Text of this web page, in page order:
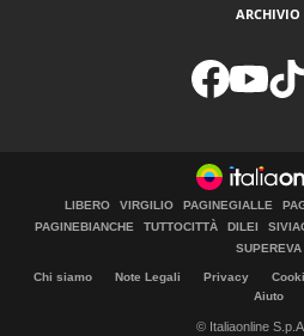
ARCHIVIO
LIBERO VIRGILIO PAGINEGIALLE
PAGINEBIANCHE
TUTTOCITTÀ DILEI
SUPEREVA
Chi siamo Note Legali Privacy
Aiuto
© Italiaonline